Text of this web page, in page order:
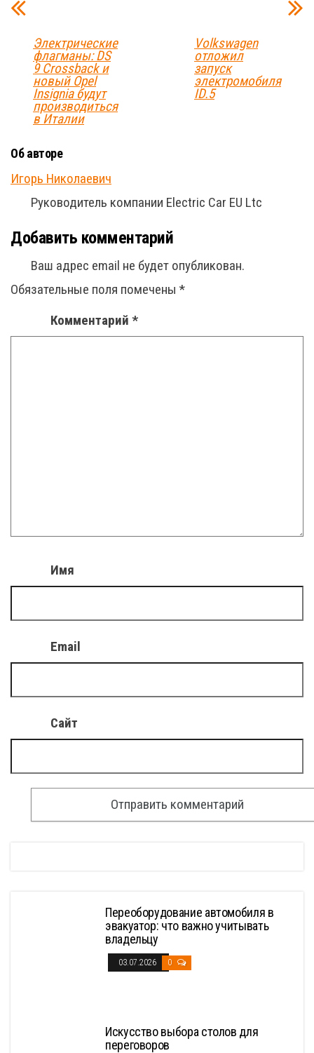
Электрические
флагманы: DS
9 Crossback и
новый Opel
Insignia будут
производиться
в Италии
Volkswagen
отложил
запуск
электромобиля
ID.5
Об авторе
Игорь Николаевич
Руководитель компании Electric Car EU Ltc
Добавить комментарий
Ваш адрес email не будет опубликован.
Обязательные поля помечены *
Комментарий *
Имя
Email
Сайт
Переоборудование автомобиля в
эвакуатор: что важно учитывать
владельцу
03.07.2026 0
Искусство выбора столов для
переговоров